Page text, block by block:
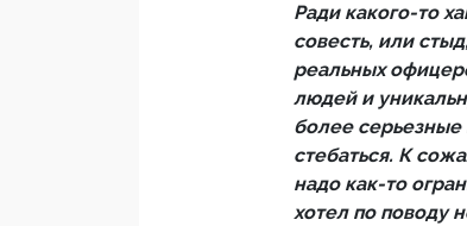
Ради какого-то
совесть, или
реальных
людей и
более серьезные
стебаться. К
надо как-то
хотел по поводу